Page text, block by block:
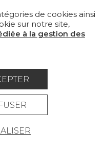
Lexique
protection des
de vente
- 2026
de cookies ainsi
sur notre site,
à la gestion des